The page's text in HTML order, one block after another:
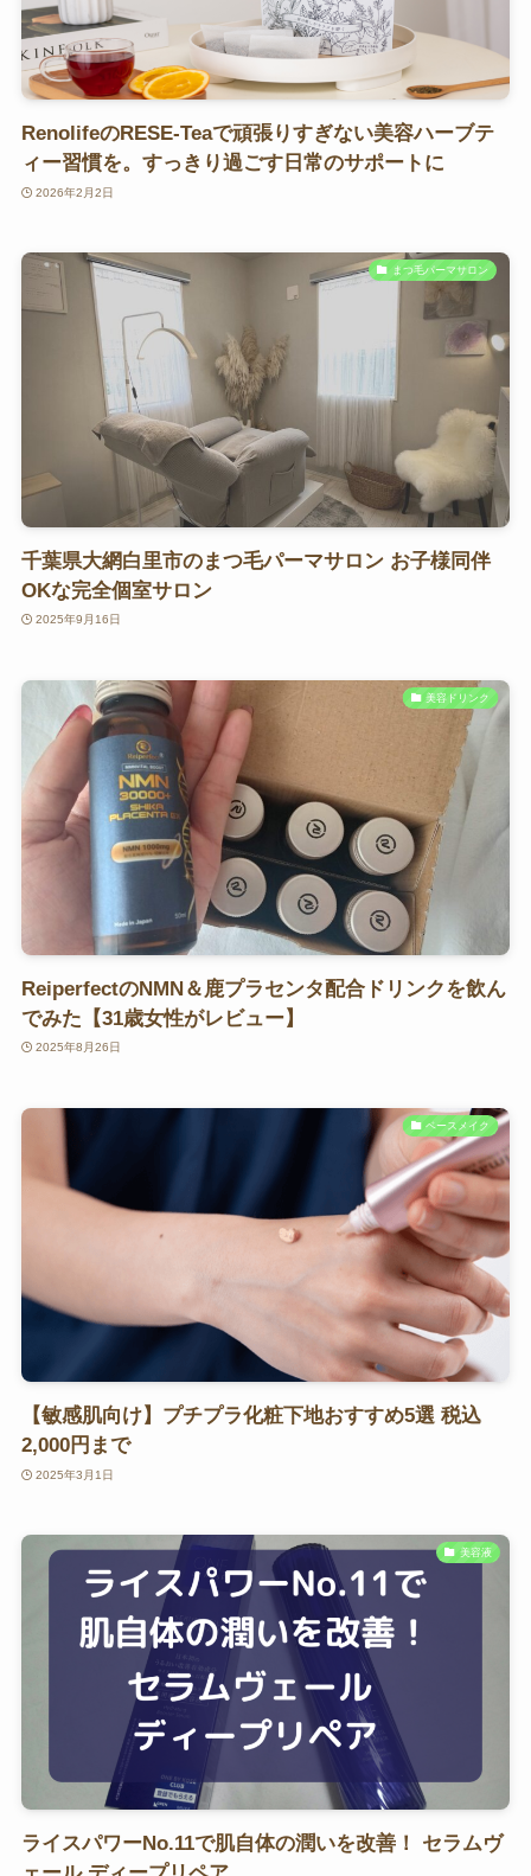
RenolifeのRESE-Teaで頑張りすぎない美容ハーブテ
ィー習慣を。すっきり過ごす日常のサポートに
2026年2月2日
まつ毛パーマサロン
千葉県大網白里市のまつ毛パーマサロン お子様同伴
OKな完全個室サロン
2025年9月16日
美容ドリンク
ReiperfectのNMN＆鹿プラセンタ配合ドリンクを飲ん
でみた【31歳女性がレビュー】
2025年8月26日
ベースメイク
【敏感肌向け】プチプラ化粧下地おすすめ5選 税込
2,000円まで
2025年3月1日
美容液
ライスパワーNo.11で肌自体の潤いを改善！ セラムヴ